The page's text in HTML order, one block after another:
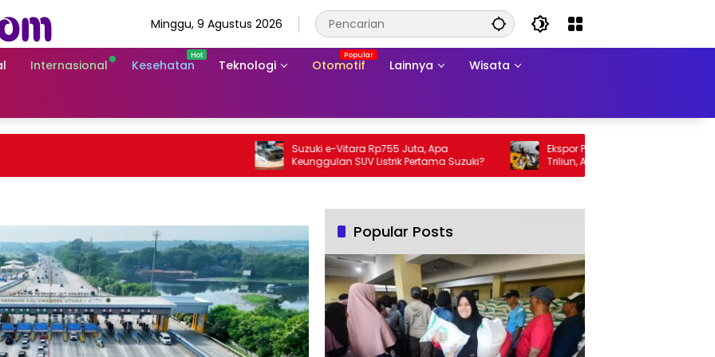
Minggu, 9 Agustus 2026
Internasional Kesehatan Teknologi Otomotif Lainnya Wisata
Suzuki e-Vitara Rp755 Juta, Apa
Keunggulan SUV Listrik Pertama Suzuki?
Ekspor Perikanan 2025 Tembus Rp105
Triliun, AS Jadi Pasar Utama
Popular Posts